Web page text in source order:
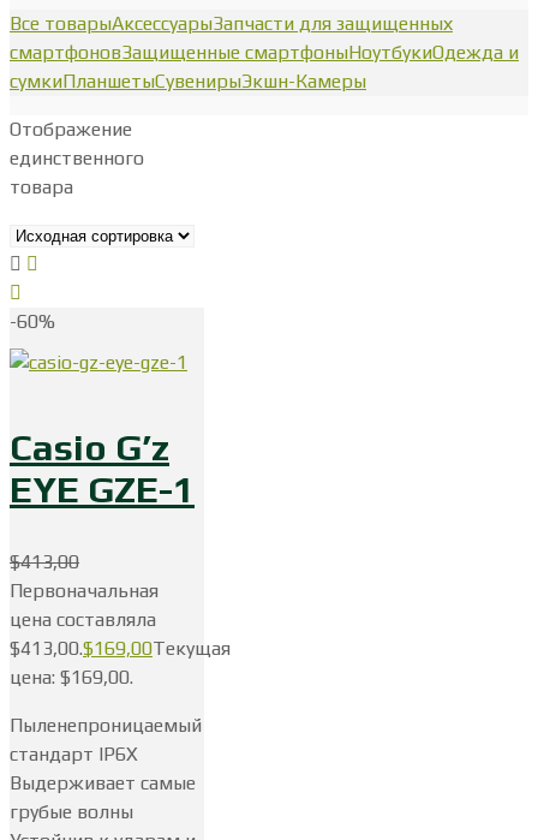
Все товарыАксессуарыЗапчасти для защищенных
смартфоновЗащищенные смартфоныНоутбукиОдежда и
сумкиПланшетыСувенирыЭкшн-Камеры
Отображение
единственного
товара
-60%
Casio G’z
EYE GZE-1
$413,00
Первоначальная
цена составляла
$413,00.$169,00Текущая
цена: $169,00.
Пыленепроницаемый
стандарт IP6X
Выдерживает самые
грубые волны